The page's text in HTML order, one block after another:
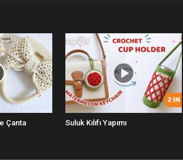
Çanta
Suluk Kılıfı Yapımı